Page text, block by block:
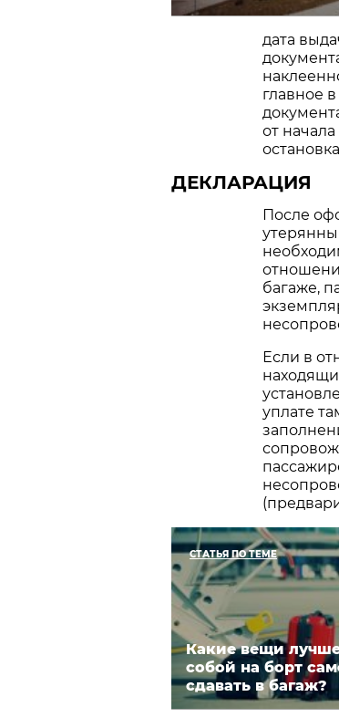
дата
главное
от
ДЕКЛАРАЦИЯ
После
багаже,
Если в
уплате
СТАТЬЯ ПО ТЕМЕ
Какие вещи лучше
собой на борт
сдавать в багаж?